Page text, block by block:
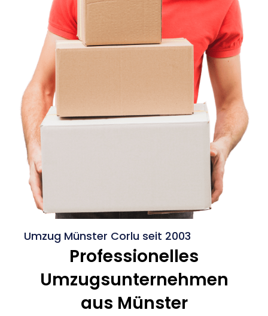
Umzug Münster Corlu seit 2003
Professionelles
Umzugsunternehmen
aus Münster